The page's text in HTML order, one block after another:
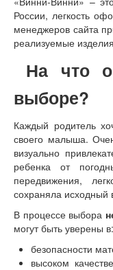
России, легкость
менеджеров сайта
реализуемые
На что
выборе?
Каждый родитель
своего малыша.
визуально
ребенка от
передвижения,
сохраняла исходный
В процессе выбора
могут быть уверены в:
безопасности
высоком